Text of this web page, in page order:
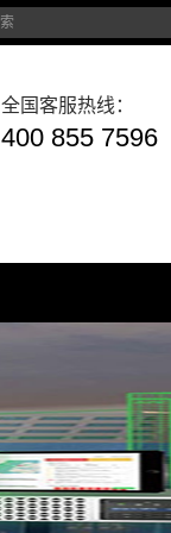
全国客服热线：
400 855 7596